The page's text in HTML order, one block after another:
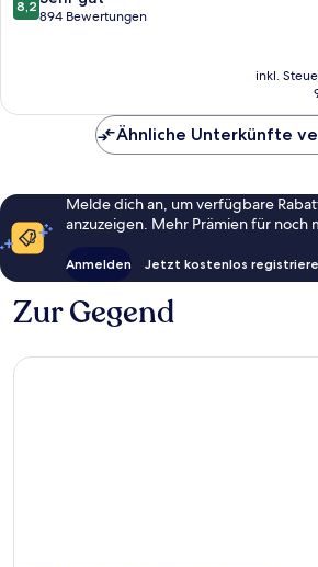
von
Bewertungen
8,2
894 Bewertungen
inkl.
Ähnliche Unterkünfte
Melde dich an, um verfügbare
anzuzeigen. Mehr Prämien für noch
Anmelden Jetzt kostenlos
Zur Gegend